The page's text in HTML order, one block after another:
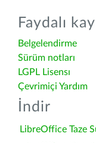
Faydalı
Belgelendirme
Sürüm notları
LGPL Lisensı
Çevrimiçi Yardım
İndir
LibreOffice Taze